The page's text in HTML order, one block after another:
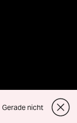
Gerade nicht